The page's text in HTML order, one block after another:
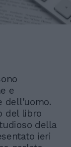
e
dell'uomo.
del libro
della
ieri